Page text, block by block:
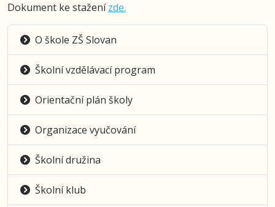
Dokument ke staženízde.
O škole ZŠ Slovan
Školní vzdělávací program
Orientační plán školy
Organizace vyučování
Školní družina
Školní klub